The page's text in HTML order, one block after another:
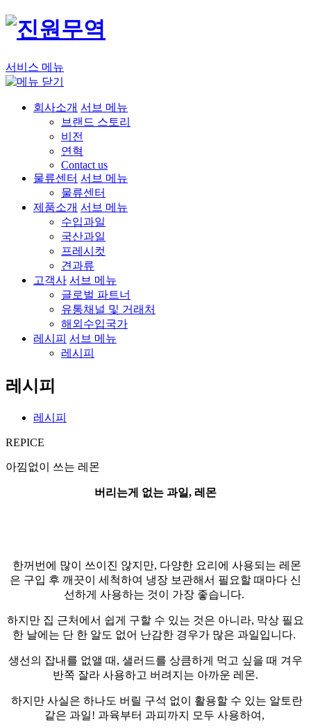
서비스 메뉴
회사소개 서브 메뉴
브랜드 스토리
비전
연혁
Contact us
물류센터 서브 메뉴
물류센터
제품소개 서브 메뉴
수입과일
국산과일
프레시컷
견과류
고객사 서브 메뉴
글로벌 파트너
유통채널 및 거래처
해외수입국가
레시피 서브 메뉴
레시피
레시피
레시피
REPICE
아낌없이 쓰는 레몬
버리는게 없는 과일, 레몬
한꺼번에 많이 쓰이진 않지만, 다양한 요리에 사용되는 레몬
은 구입 후 깨끗이 세척하여 냉장 보관해서 필요할 때마다 신
선하게 사용하는 것이 가장 좋습니다.
하지만 집 근처에서 쉽게 구할 수 있는 것은 아니라, 막상 필요
한 날에는 단 한 알도 없어 난감한 경우가 많은 과일입니다.
생선의 잡내를 없앨 때, 샐러드를 상큼하게 먹고 싶을 때 겨우
반쪽 잘라 사용하고 버려지는 아까운 레몬.
하지만 사실은 하나도 버릴 구석 없이 활용할 수 있는 알토란
같은 과일! 과육부터 과피까지 모두 사용하여,